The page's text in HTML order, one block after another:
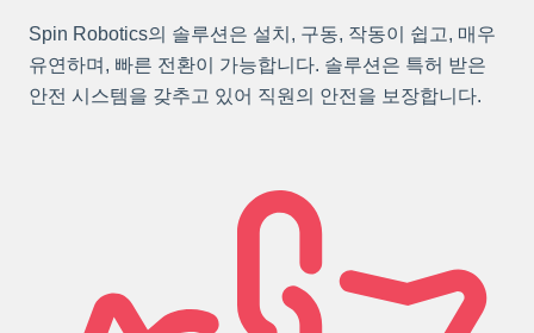
Spin Robotics의 솔루션은 설치, 구동, 작동이 쉽고, 매우
유연하며, 빠른 전환이 가능합니다. 솔루션은 특허 받은
안전 시스템을 갖추고 있어 직원의 안전을 보장합니다.